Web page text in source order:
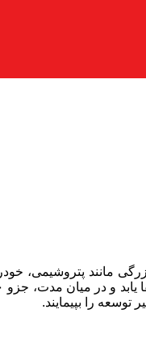
مانند پتروشیمی،
را بپیمایند.